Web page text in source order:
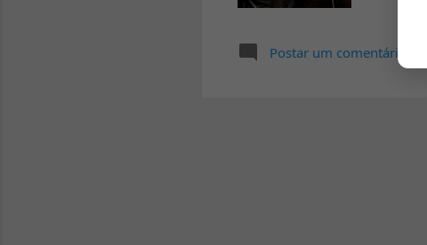
Para
Serei
Postar um comentário